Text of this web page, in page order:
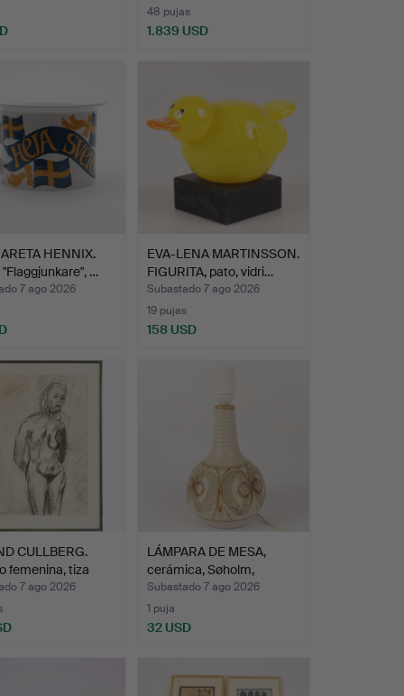
48 pujas
1.839 USD
HENNIX.
…
7 ago 2026
EVA-LENA MARTINSSON.
FIGURITA, pato, vidri…
Subastado 7 ago 2026
19 pujas
158 USD
CULLBERG.
femenina, tiza
7 ago 2026
LÁMPARA DE MESA,
cerámica, Søholm,
Dinamar…
Subastado 7 ago 2026
1 puja
32 USD